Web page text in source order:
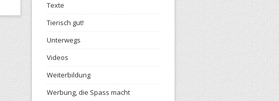
Texte
Tierisch gut!
Unterwegs
Videos
Weiterbildung
Werbung, die Spass macht